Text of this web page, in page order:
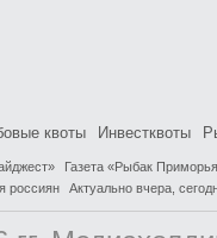
квоты Инвестквоты
Газета «Рыбак
россиян Актуально вчера,